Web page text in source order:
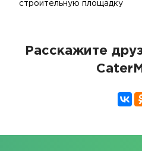
строительную площадку
Расскажите